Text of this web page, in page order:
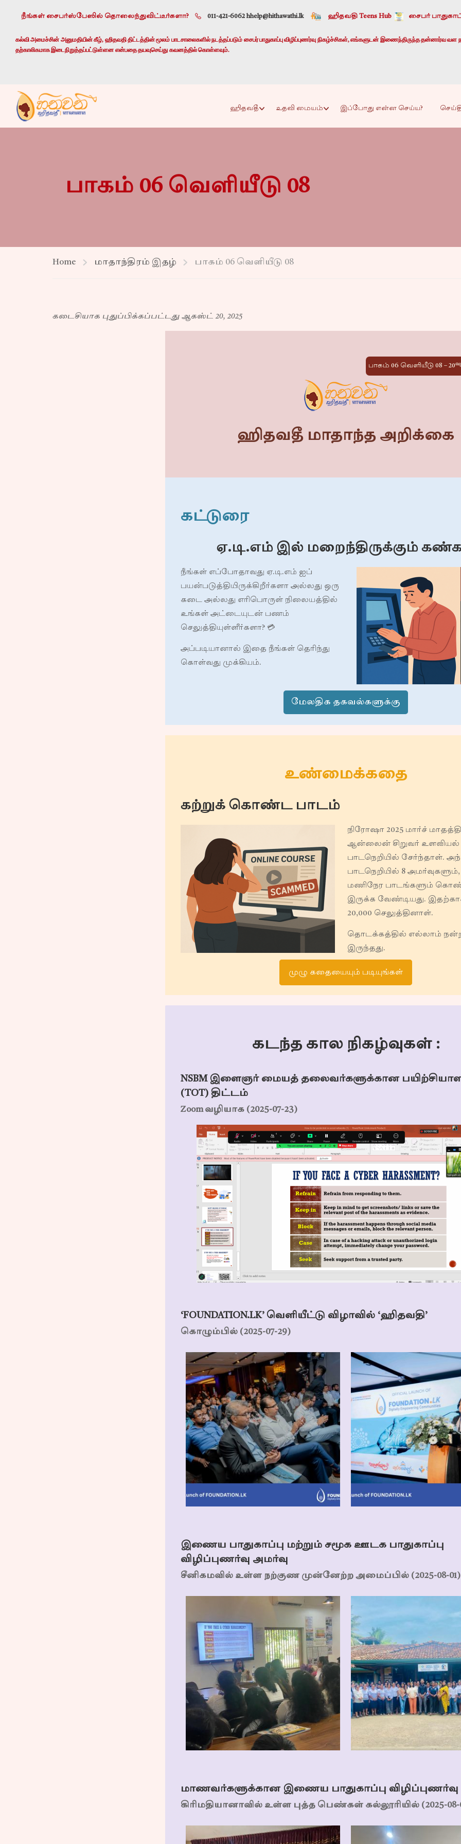
நீங்கள் சைபர்ஸ்பேஸில் தொலைந்துவிட்டீர்களா? 011-421-6062 hhelp@hithawathi.lk ஹிதவதி Teens Hub சைபர்
கல்வி அமைச்சின் அனுமதியின் கீழ், ஹிதவதி திட்டத்தின் மூலம் பாடசாலைகளில் நடத்தப்படும் சைபர் பாதுகாப்பு விழிப்புணர்வு நிகழ்ச்சிகள், எங்களுடன் இணைந்திருந்த தன்னார்வ வள
தற்காலிகமாக இடைநிறுத்தப்பட்டுள்ளன என்பதை தயவுசெய்து கவனத்தில் கொள்ளவும்.
ஹிதவதீ உதவி மையம் இப்போது என்ன செய்ய?
பாகம் 06 வெளியீடு 08
Home மாதாந்திரம் இதழ் பாகம் 06 வெளியீடு 08
கடைசியாக புதுப்பிக்கப்பட்டது ஆகஸ்ட் 20, 2025
பாகம் 06 வெளியீடு 08 – 20
ஹிதவதீ மாதாந்த அறிக்கை
கட்டுரை
ஏ.டி.எம் இல் மறைந்திருக்கும்
நீங்கள் எப்போதாவது ஏ.டி.எம் ஐப்
பயன்படுத்தியிருக்கிறீர்களா அல்லது ஒரு
கடை அல்லது எரிபொருள் நிலையத்தில்
உங்கள் அட்டையுடன் பணம்
செலுத்தியுள்ளீர்களா? 💳
அப்படியானால் இதை நீங்கள் தெரிந்து
கொள்வது முக்கியம்.
மேலதிக தகவல்களுக்கு
உண்மைக்கதை
கற்றுக் கொண்ட பாடம்
நிரோஷா 2025 மார்ச்
ஆன்லைன் சிறுவர் உளவியல்
பாடநெறியில் சேர்ந்தாள்.
பாடநெறியில் 8
மணிநேர பாடங்களும்
இருக்க வேண்டியது.
20,000 செலுத்தினாள்.
தொடக்கத்தில் எல்லாம்
இருந்தது.
முழு கதையையும் படியுங்கள்
கடந்த கால நிகழ்வுகள் :
NSBM இளைஞர் மையத் தலைவர்களுக்கான
(TOT) திட்டம்
Zoom வழியாக (2025-07-23)
‘FOUNDATION.LK’ வெளியீட்டு விழாவில் ‘ஹிதவதி’
கொழும்பில் (2025-07-29)
இணைய பாதுகாப்பு மற்றும் சமூக ஊடக பாதுகாப்பு
விழிப்புணர்வு அமர்வு
சீனிகமவில் உள்ள நற்குண முன்னேற்ற அமைப்பில் (2025-08-01)
மாணவர்களுக்கான இணைய பாதுகாப்பு விழிப்புணர்வு
கிரிமதியானாவில் உள்ள புத்த பெண்கள் கல்லூரியில் (2025-08-